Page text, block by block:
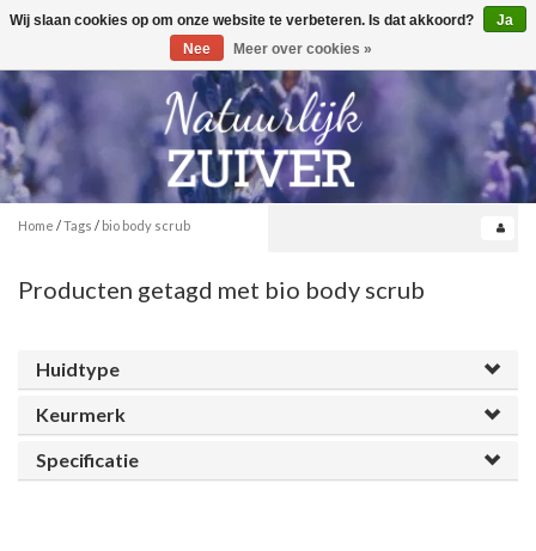
Toggle
0
Home /Tags / bio body scrub
Producten getagd met bio body scrub
Huidtype
Keurmerk
Specificatie
Wij slaan cookies op om onze website te verbeteren. Is dat akkoord?
Ja
Nee
Meer over cookies »